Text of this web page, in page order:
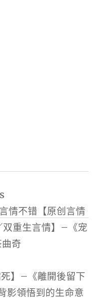
情不错【原创言情
双重生言情】–《宠
奇
】–《離開後留下
影領悟到的生命意